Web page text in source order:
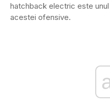
hatchback electric este
acestei ofensive.